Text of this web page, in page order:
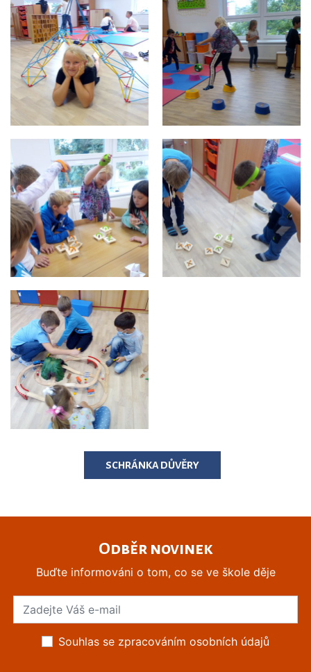
SCHRÁNKA DŮVĚRY
Odběr novinek
Buďte informováni o tom, co se ve škole děje
Souhlas se zpracováním osobních údajů